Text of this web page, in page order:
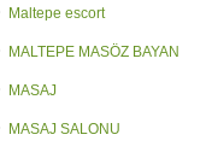
Maltepe escort
MALTEPE MASÖZ BAYAN
MASAJ
MASAJ SALONU